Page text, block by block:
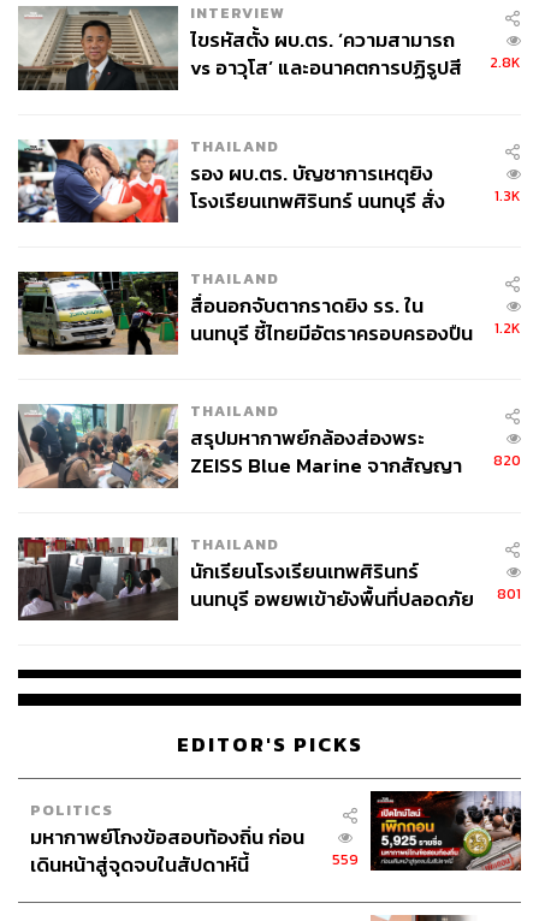
Mandee Work / iQIYI
นอกจากนี้ยังมีซีรีส์อีกมากมายในไลน์อัป อาทิ สิงสาลาตาย,
อสงไขย, ลูกพีชทานสด และ KNOT รวมถึง iQIYI Original
การกลับมาของซีรีส์แห่งยุค รวมถึงซีรีส์ที่ดัดแปลงจากละคร
วิทยุชื่อดังของจีน ‘IDENTITY ZERO’ และซีรีส์ที่ดัดแปลงจาก
นิยาย IP ชื่อดังอย่าง No.1 Student และ 188 Group
เข้าสู่ไฮไลต์สุดท้าย กับเมกะโปรเจกต์รายการวาไรตี้ที่ได้รับ
ลิขสิทธิ์เพื่อสร้างสรรค์ทำเป็นเวอร์ชันประเทศไทยกับ
Running Man Thailand พร้อมเปิดตัว 7 พิธีกรเป็นครั้งแรก
นำทีมโดย โอ๊ต ปราโมทย์, เต ตะวัน, อิ้งค์ วรันธร, เจฟ ซา
สนุกให้กับผู้ชม
INTERVIEW
ไขรหัสตั้ง ผบ.ตร. ‘ความสามารถ
vs อาวุโส’ และอนาคตการปฏิรูปสี
2.8K
THAILAND
รอง ผบ.ตร. บัญชาการเหตุยิง
โรงเรียนเทพศิรินทร์ นนทบุรี สั่ง
1.3K
THAILAND
สื่อนอกจับตากราดยิง รร. ใน
นนทบุรี ชี้ไทยมีอัตราครอบครองปืน
1.2K
THAILAND
สรุปมหากาพย์กล้องส่องพระ
ZEISS Blue Marine จากสัญญา
จ่ายหนี้-แอบระบุแบรนด์
820
THAILAND
นักเรียนโรงเรียนเทพศิรินทร์
นนทบุรี อพยพเข้ายังพื้นที่ปลอดภัย
801
EDITOR'S PICKS
POLITICS
มหากาพย์โกงข้อสอบท้องถิ่น ก่อน
เดินหน้าสู่จุดจบในสัปดาห์นี้
559